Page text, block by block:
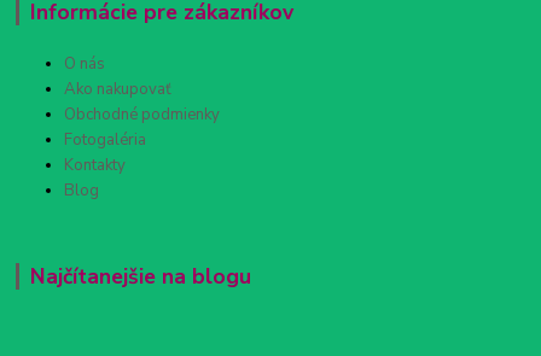
Informácie pre zákazníkov
O nás
Ako nakupovať
Obchodné podmienky
Fotogaléria
Kontakty
Blog
Najčítanejšie na blogu